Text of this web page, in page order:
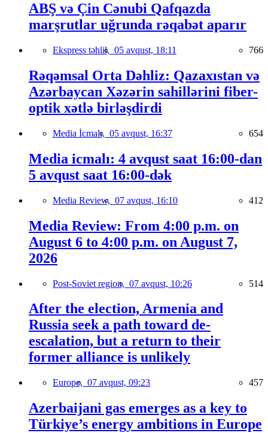
ABŞ və Çin Cənubi Qafqazda
marşrutlar uğrunda rəqabət aparır
Ekspress təhlil, 05 avqust, 18:11 766
Rəqəmsal Orta Dəhliz: Qazaxıstan və
Azərbaycan Xəzərin sahillərini fiber-
optik xətlə birləşdirdi
Media İcmalı, 05 avqust, 16:37 654
Media icmalı: 4 avqust saat 16:00-dan
5 avqust saat 16:00-dək
Media Review, 07 avqust, 16:10 412
Media Review: From 4:00 p.m. on
August 6 to 4:00 p.m. on August 7,
2026
Post-Soviet region, 07 avqust, 10:26 514
After the election, Armenia and
Russia seek a path toward de-
escalation, but a return to their
former alliance is unlikely
Europe, 07 avqust, 09:23 457
Azerbaijani gas emerges as a key to
Türkiye’s energy ambitions in Europe